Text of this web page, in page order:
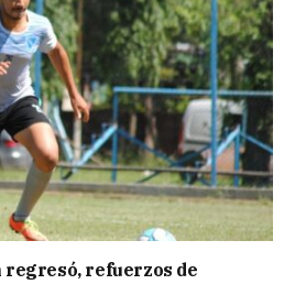
regresó, refuerzos de